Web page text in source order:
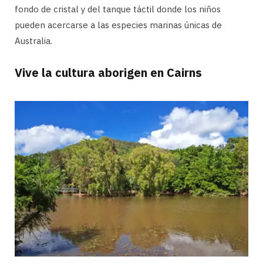
fondo de cristal y del tanque táctil donde los niños
pueden acercarse a las especies marinas únicas de
Australia.
Vive la cultura aborigen en Cairns